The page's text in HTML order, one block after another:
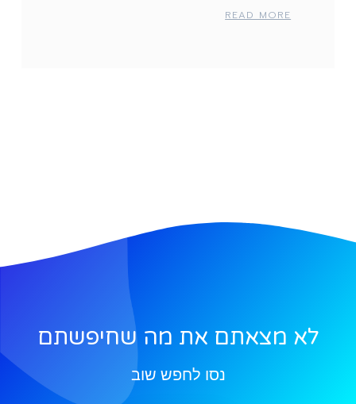
READ MORE
לא מצאתם את מה שחיפשתם
נסו לחפש שוב